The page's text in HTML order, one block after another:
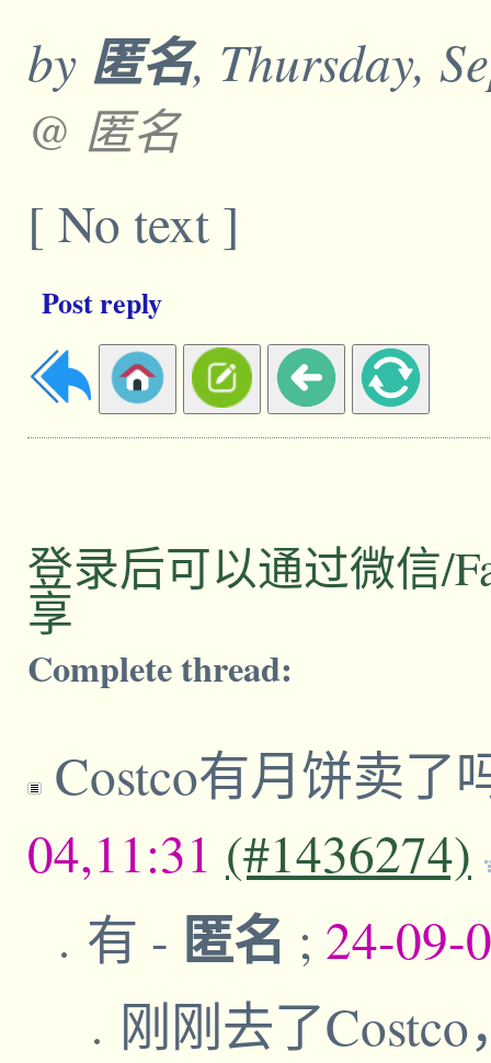
by 匿名, Thursday,
@ 匿名
[ No text ]
Post reply
登录后可以通过微信/
享
Complete thread:
Costco有月饼卖了
04,11:31 (#1436274)
有 - 匿名 ; 24-09-
刚刚去了